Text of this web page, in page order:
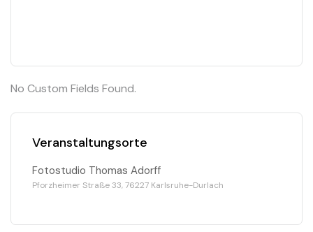
No Custom Fields Found.
Veranstaltungsorte
Fotostudio Thomas Adorff
Pforzheimer Straße 33, 76227 Karlsruhe-Durlach